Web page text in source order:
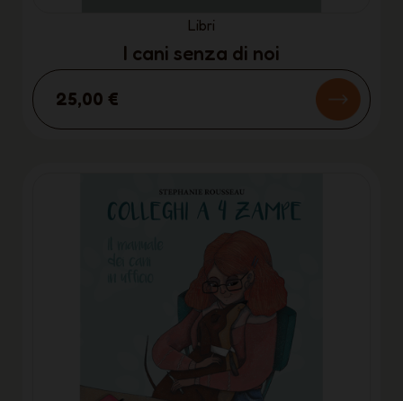
Libri
I cani senza di noi
25,00 €